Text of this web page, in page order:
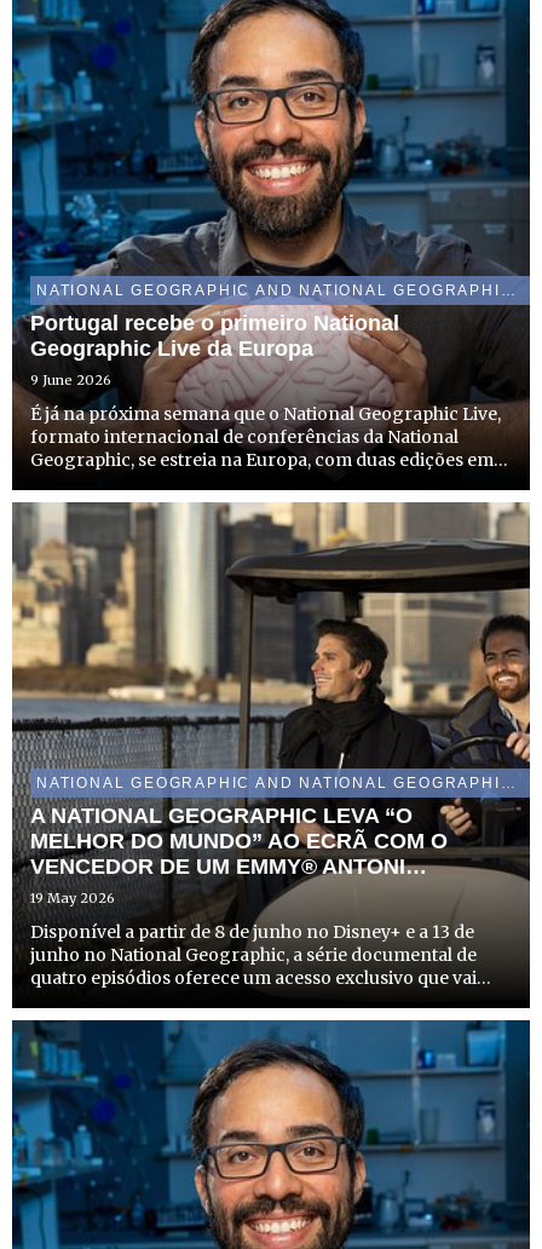
NATIONAL GEOGRAPHIC AND NATIONAL GEOGRAPHIC WILD
Portugal recebe o primeiro National
Geographic Live da Europa
9 June 2026
É já na próxima semana que o National Geographic Live,
formato internacional de conferências da National
Geographic, se estreia na Europa, com duas edições em
junho, no Museu do Oriente, e a do Porto acontece a 18
de ju...
NATIONAL GEOGRAPHIC AND NATIONAL GEOGRAPHIC WILD
A NATIONAL GEOGRAPHIC LEVA “O
MELHOR DO MUNDO” AO ECRÃ COM O
VENCEDOR DE UM EMMY® ANTONI
POROWSKI, NO MÊS DE JUNHO
19 May 2026
Disponível a partir de 8 de junho no Disney+ e a 13 de
junho no National Geographic, a série documental de
quatro episódios oferece um acesso exclusivo que vai
México, Paris, Londres e Nova Iorque